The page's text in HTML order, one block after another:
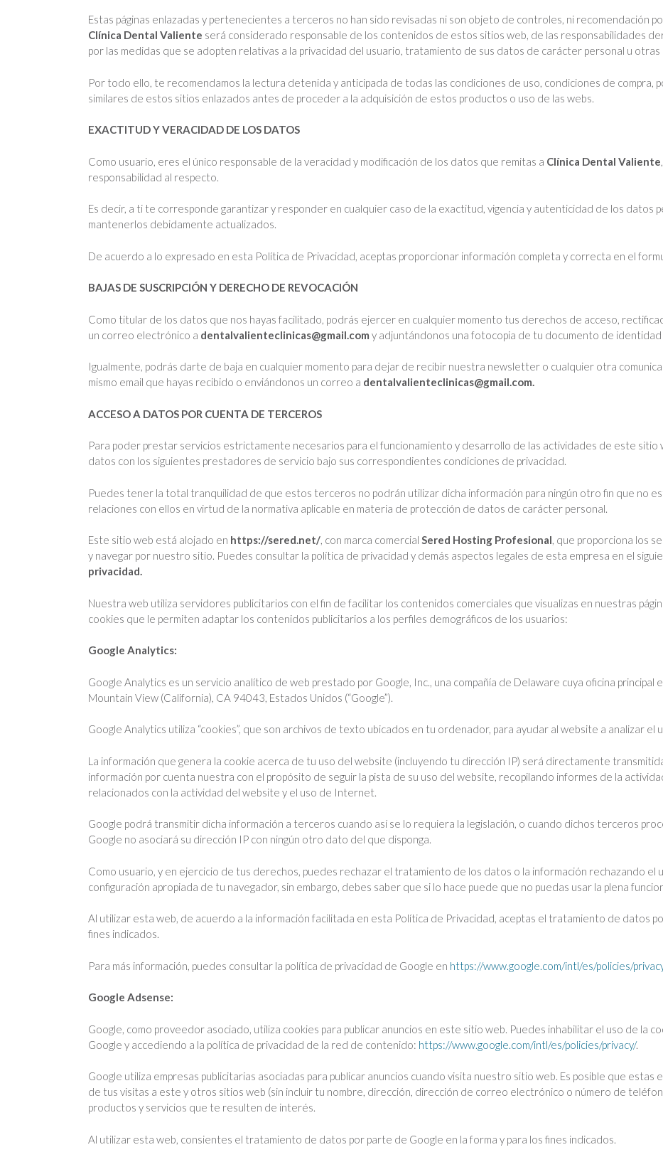
Estas páginas enlazadas y pertenecientes a terceros no han sido revisadas ni son objeto de controles, ni recomendación
Clínica Dental Valiente será considerado responsable de los contenidos de estos sitios web, de las responsabilidades
por las medidas que se adopten relativas a la privacidad del usuario, tratamiento de sus datos de carácter personal u
Por todo ello, te recomendamos la lectura detenida y anticipada de todas las condiciones de uso, condiciones de compra,
similares de estos sitios enlazados antes de proceder a la adquisición de estos productos o uso de las webs.
EXACTITUD Y VERACIDAD DE LOS DATOS
Como usuario, eres el único responsable de la veracidad y modificación de los datos que remitas a Clínica Dental Valiente
responsabilidad al respecto.
Es decir, a ti te corresponde garantizar y responder en cualquier caso de la exactitud, vigencia y autenticidad de los datos
mantenerlos debidamente actualizados.
De acuerdo a lo expresado en esta Política de Privacidad, aceptas proporcionar información completa y correcta en el
BAJAS DE SUSCRIPCIÓN Y DERECHO DE REVOCACIÓN
Como titular de los datos que nos hayas facilitado, podrás ejercer en cualquier momento tus derechos de acceso,
un correo electrónico a dentalvalienteclinicas@gmail.com y adjuntándonos una fotocopia de tu documento de identidad
Igualmente, podrás darte de baja en cualquier momento para dejar de recibir nuestra newsletter o cualquier otra
mismo email que hayas recibido o enviándonos un correo a dentalvalienteclinicas@gmail.com.
ACCESO A DATOS POR CUENTA DE TERCEROS
Para poder prestar servicios estrictamente necesarios para el funcionamiento y desarrollo de las actividades de este sitio
datos con los siguientes prestadores de servicio bajo sus correspondientes condiciones de privacidad.
Puedes tener la total tranquilidad de que estos terceros no podrán utilizar dicha información para ningún otro fin que no
relaciones con ellos en virtud de la normativa aplicable en materia de protección de datos de carácter personal.
Este sitio web está alojado en https://sered.net/, con marca comercial Sered Hosting Profesional, que proporciona los
y navegar por nuestro sitio. Puedes consultar la política de privacidad y demás aspectos legales de esta empresa en el
privacidad.
Nuestra web utiliza servidores publicitarios con el fin de facilitar los contenidos comerciales que visualizas en nuestras
cookies que le permiten adaptar los contenidos publicitarios a los perfiles demográficos de los usuarios:
Google Analytics:
Google Analytics es un servicio analítico de web prestado por Google, Inc., una compañía de Delaware cuya oficina
Mountain View (California), CA 94043, Estados Unidos (“Google”).
Google Analytics utiliza “cookies”, que son archivos de texto ubicados en tu ordenador, para ayudar al website a analizar el
La información que genera la cookie acerca de tu uso del website (incluyendo tu dirección IP) será directamente
información por cuenta nuestra con el propósito de seguir la pista de su uso del website, recopilando informes de la
relacionados con la actividad del website y el uso de Internet.
Google podrá transmitir dicha información a terceros cuando así se lo requiera la legislación, o cuando dichos terceros
Google no asociará su dirección IP con ningún otro dato del que disponga.
Como usuario, y en ejercicio de tus derechos, puedes rechazar el tratamiento de los datos o la información rechazando el
configuración apropiada de tu navegador, sin embargo, debes saber que si lo hace puede que no puedas usar la plena
Al utilizar esta web, de acuerdo a la información facilitada en esta Política de Privacidad, aceptas el tratamiento de datos
fines indicados.
Para más información, puedes consultar la política de privacidad de Google en https://www.google.com/intl/es/policies/
Google Adsense:
Google, como proveedor asociado, utiliza cookies para publicar anuncios en este sitio web. Puedes inhabilitar el uso de la
Google y accediendo a la política de privacidad de la red de contenido: https://www.google.com/intl/es/policies/privacy/.
Google utiliza empresas publicitarias asociadas para publicar anuncios cuando visita nuestro sitio web. Es posible que estas
de tus visitas a este y otros sitios web (sin incluir tu nombre, dirección, dirección de correo electrónico o número de
productos y servicios que te resulten de interés.
Al utilizar esta web, consientes el tratamiento de datos por parte de Google en la forma y para los fines indicados.